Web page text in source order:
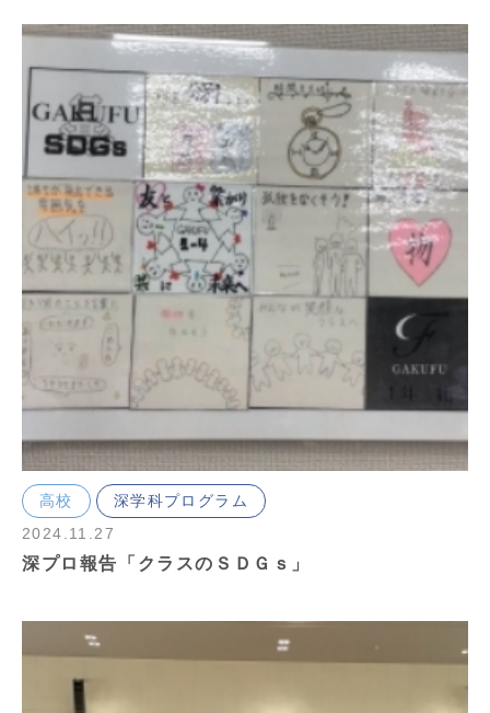
高校
深学科プログラム
2024.11.27
深プロ報告「クラスのＳＤＧｓ」